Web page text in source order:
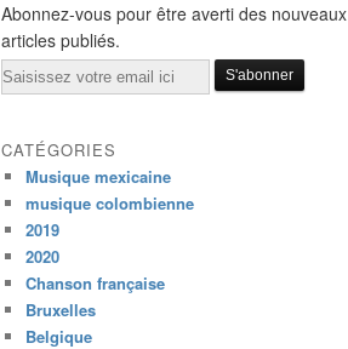
Abonnez-vous pour être averti des nouveaux
articles publiés.
Email
CATÉGORIES
Musique mexicaine
musique colombienne
2019
2020
Chanson française
Bruxelles
Belgique